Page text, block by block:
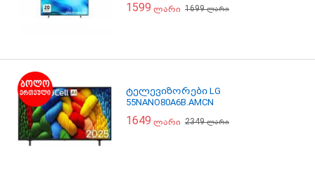
1599 ლარი 1699ლარი
ტელევიზორები LG
55NANO80A6B.AMCN
1649 ლარი 2349ლარი